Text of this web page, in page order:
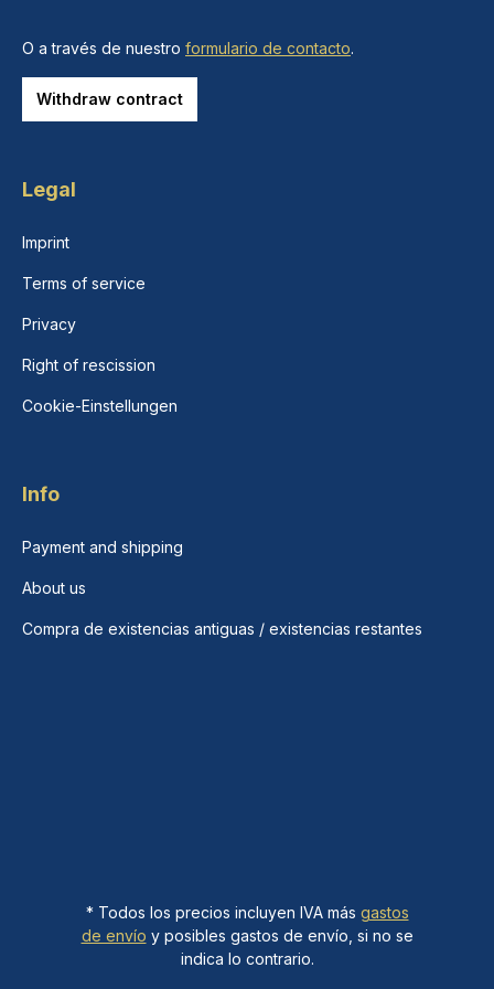
O a través de nuestro formulario de contacto.
Withdraw contract
Legal
Imprint
Terms of service
Privacy
Right of rescission
Cookie-Einstellungen
Info
Payment and shipping
About us
Compra de existencias antiguas / existencias restantes
* Todos los precios incluyen IVA más gastos
de envío y posibles gastos de envío, si no se
indica lo contrario.